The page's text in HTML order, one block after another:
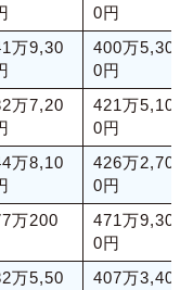
0円
万9,30
400万5,30
0円
万7,20
421万5,10
0円
万8,10
426万2,70
0円
万200
471万9,30
0円
万5,50
407万3,40